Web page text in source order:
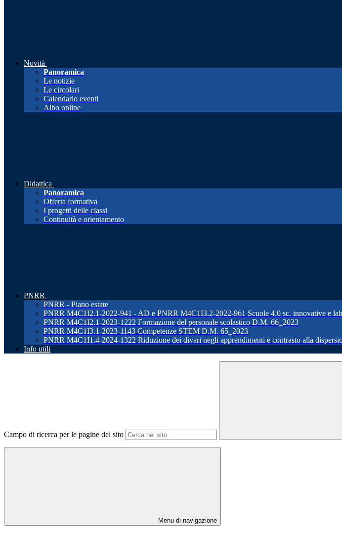
Novità
Panoramica
Le notizie
Le circolari
Calendario eventi
Albo online
Didattica
Panoramica
Offerta formativa
I progetti delle classi
Continuità e orientamento
PNRR
PNRR - Piano estate
PNRR M4C1I2.1-2022-941 - AD e PNRR M4C1I3.2-2022-961 Scuole 4.0 sc. innovative e
PNRR M4C1I2.1-2023-1222 Formazione del personale scolastico D.M. 66_2023
PNRR M4C1I3.1-2023-1143 Competenze STEM D.M. 65_2023
PNRR M4C1I1.4-2024-1322 Riduzione dei divari negli apprendimenti e contrasto alla
Info utili
Campo di ricerca per le pagine del sito
Menu di navigazione